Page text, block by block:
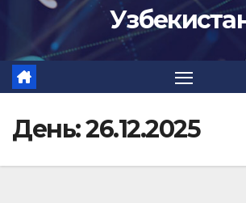
День:26.12.2025